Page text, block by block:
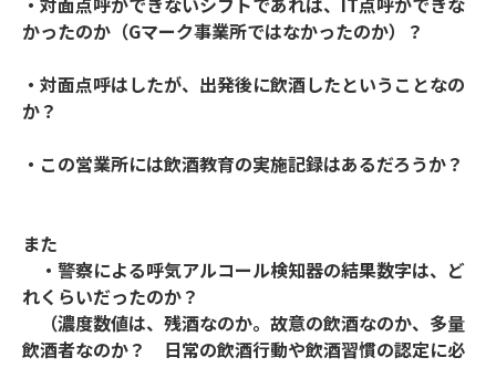
かったのか（Gマーク事業所ではなかったのか）？
・対面点呼はしたが、出発後に飲酒したということなの
か？
・この営業所には飲酒教育の実施記録はあるだろうか？
また
・警察による呼気アルコール検知器の結果数字は、ど
れくらいだったのか？
（濃度数値は、残酒なのか。故意の飲酒なのか、多量
飲酒者なのか？ 日常の飲酒行動や飲酒習慣の認定に必